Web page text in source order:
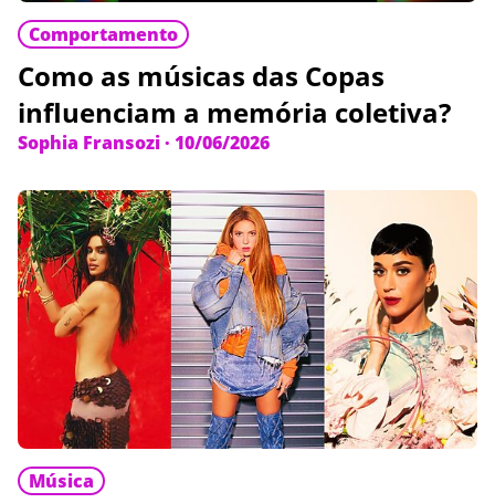
Comportamento
Como as músicas das Copas
influenciam a memória coletiva?
Sophia Fransozi· 10/06/2026
Música